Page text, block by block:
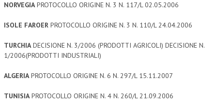
NORVEGIAPROTOCOLLO ORIGINE N. 3 N. 117/L 02.05.2006
ISOLE FAROER PROTOCOLLO ORIGINE N. 3 N. 110/L 24.04.2006
TURCHIADECISIONE N. 3/2006 (PRODOTTI AGRICOLI) DECISIONE N.
1/2006(PRODOTTI INDUSTRIALI)
ALGERIAPROTOCOLLO ORIGINE N. 6 N. 297/L 15.11.2007
TUNISIAPROTOCOLLO ORIGINE N. 4 N. 260/L 21.09.2006